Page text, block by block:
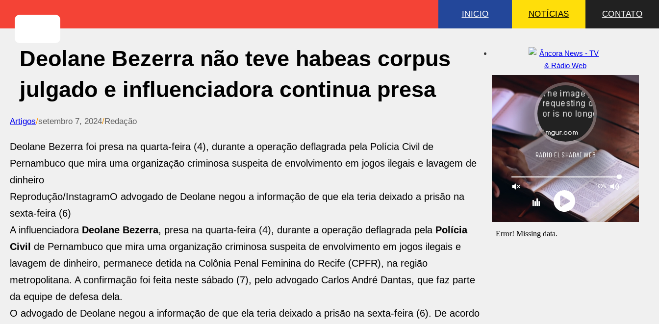
INICIO NOTÍCIAS CONTATO
Deolane Bezerra não teve habeas corpus
julgado e influenciadora continua presa
Artigos/setembro 7, 2024/Redação
Deolane Bezerra foi presa na quarta-feira (4), durante a operação deflagrada pela Polícia Civil de
Pernambuco que mira uma organização criminosa suspeita de envolvimento em jogos ilegais e lavagem de
dinheiro
Reprodução/InstagramO advogado de Deolane negou a informação de que ela teria deixado a prisão na
sexta-feira (6)
A influenciadora Deolane Bezerra, presa na quarta-feira (4), durante a operação deflagrada pela Polícia
Civil de Pernambuco que mira uma organização criminosa suspeita de envolvimento em jogos ilegais e
lavagem de dinheiro, permanece detida na Colônia Penal Feminina do Recife (CPFR), na região
metropolitana. A confirmação foi feita neste sábado (7), pelo advogado Carlos André Dantas, que faz parte
da equipe de defesa dela.
O advogado de Deolane negou a informação de que ela teria deixado a prisão na sexta-feira (6). De acordo